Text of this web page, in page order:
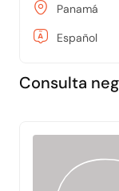
Panamá
Español
Consulta